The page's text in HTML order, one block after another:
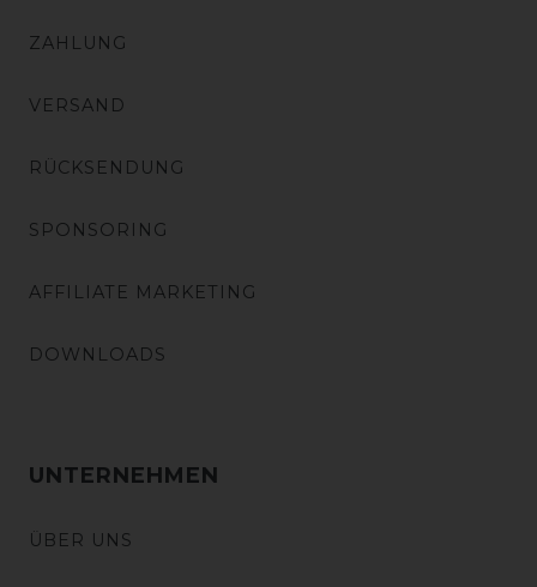
ZAHLUNG
VERSAND
RÜCKSENDUNG
SPONSORING
AFFILIATE MARKETING
DOWNLOADS
UNTERNEHMEN
ÜBER UNS